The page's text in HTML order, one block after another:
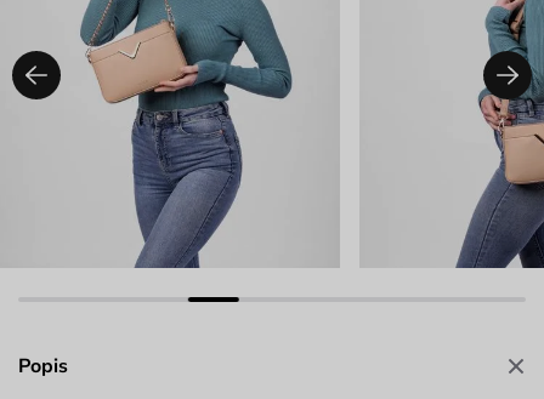
Popis